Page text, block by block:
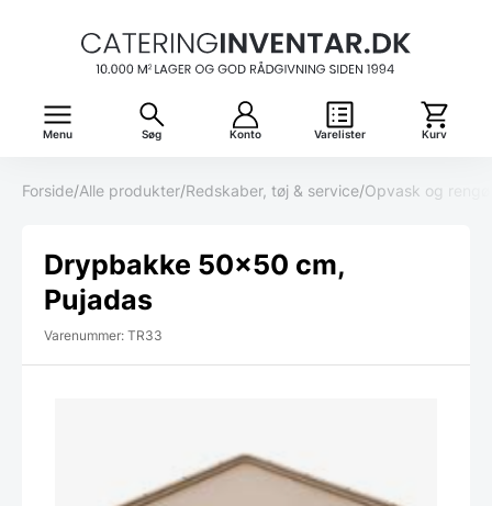
Menu Søg Konto Varelister Kurv
Forside/Alle produkter/Redskaber, tøj & service/Opvask og
Drypbakke 50×50 cm,
Pujadas
Varenummer: TR33